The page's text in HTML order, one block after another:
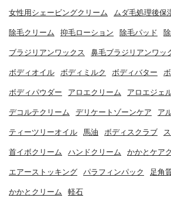
女性用シェービングクリーム ムダ毛処理後保
除毛クリーム 抑毛ローション 除毛パッド
ブラジリアンワックス 鼻毛ブラジリアンワッ
ボディオイル ボディミルク ボディバター
ボディパウダー アロエクリーム アロエジェ
デコルテクリーム デリケートゾーンケア ア
ティーツリーオイル 馬油 ボディスクラブ
首イボクリーム ハンドクリーム かかとケア
エアーストッキング パラフィンパック 足角
かかとクリーム 軽石